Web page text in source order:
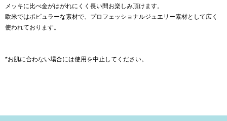
メッキに比べ金がはがれにくく長い間お楽しみ頂けます。
欧米ではポピュラーな素材で、プロフェッショナルジュエリー素材として広く
使われております。
*お肌に合わない場合には使用を中止してください。